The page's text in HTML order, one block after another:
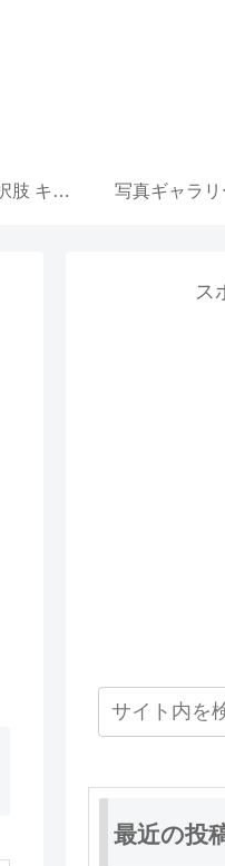
ウマ娘 育成選択肢 キャラ一覧リンク集 写真ギャラリ
ス
最近の投